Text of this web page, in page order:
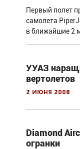
Первый полет
самолета
в ближайшие 2
УУАЗ
вертолетов
2 июня 2008
Diamond
огранки